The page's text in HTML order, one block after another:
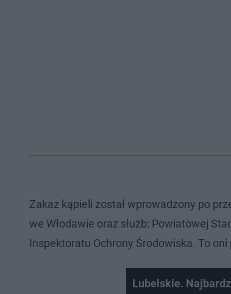
Zakaz kąpieli został wprowadzony po
we Włodawie oraz służb: Powiatowej
Inspektoratu Ochrony Środowiska. To
Lubelskie.